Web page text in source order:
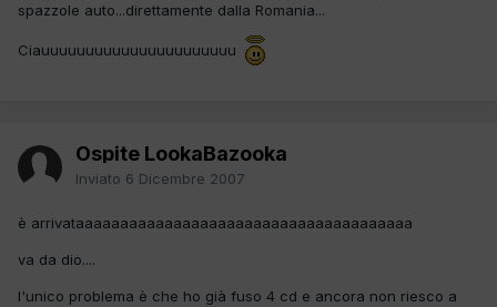
spazzole auto...direttamente dalla Romania...
Ciauuuuuuuuuuuuuuuuuuuuuu
Ospite LookaBazooka
Inviato 6 Dicembre 2007
è arrivataaaaaaaaaaaaaaaaaaaaaaaaaaaaaaaaaaaaaa
va da dio....
l'unico problema è che ho già fuso 4 cd e ancora non riesco a